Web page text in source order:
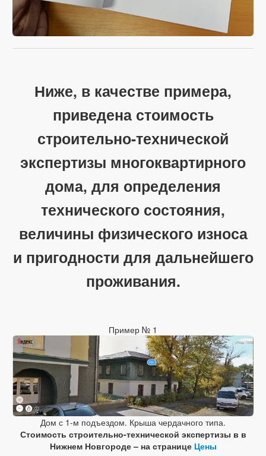
Ниже, в качестве примера,
приведена стоимость
строительно-технической
экспертизы многоквартирного
дома, для определения
технического состояния,
величины физического износа
и пригодности для дальнейшего
проживания.
Пример № 1
Дом с 1-м подъездом. Крыша чердачного типа.
Стоимость строительно-технической экспертизы в в
Нижнем Новгороде – на странице Цены